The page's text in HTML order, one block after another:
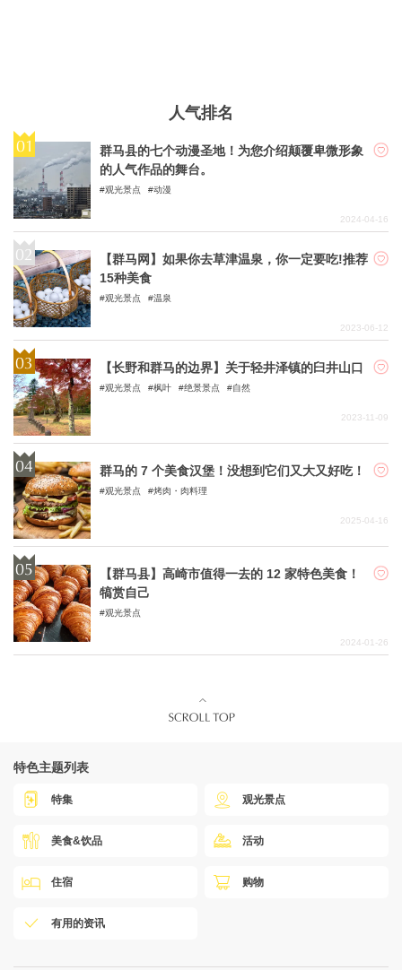
人气排名
群马县的七个动漫圣地！为您介绍颠覆卑微形象
的人气作品的舞台。
观光景点 动漫
2024-04-16
【群马网】如果你去草津温泉，你一定要吃!推荐
15种美食
观光景点 温泉
2023-06-12
【长野和群马的边界】关于轻井泽镇的臼井山口
观光景点 枫叶 绝景景点 自然
2023-11-09
群马的 7 个美食汉堡！没想到它们又大又好吃！
观光景点 烤肉・肉料理
2025-04-16
【群马县】高崎市值得一去的 12 家特色美食！
犒赏自己
观光景点
2024-01-26
特色主题列表
特集 观光景点
美食&饮品 活动
住宿 购物
有用的资讯